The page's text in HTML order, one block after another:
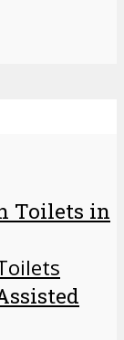
Toilets in